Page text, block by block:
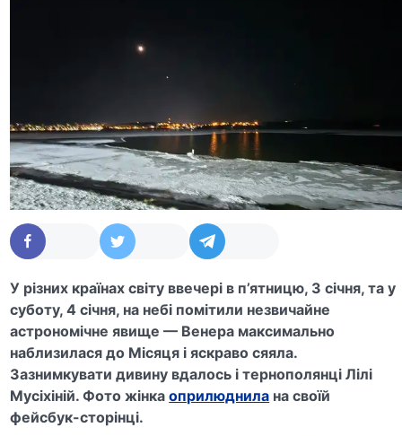
У різних країнах світу ввечері в п’ятницю, 3 січня, та у
суботу, 4 січня, на небі помітили незвичайне
астрономічне явище — Венера максимально
наблизилася до Місяця і яскраво сяяла.
Зазнимкувати дивину вдалось і тернополянці Лілі
Мусіхіній. Фото жінкаоприлюднила на своїй
фейсбук-сторінці.